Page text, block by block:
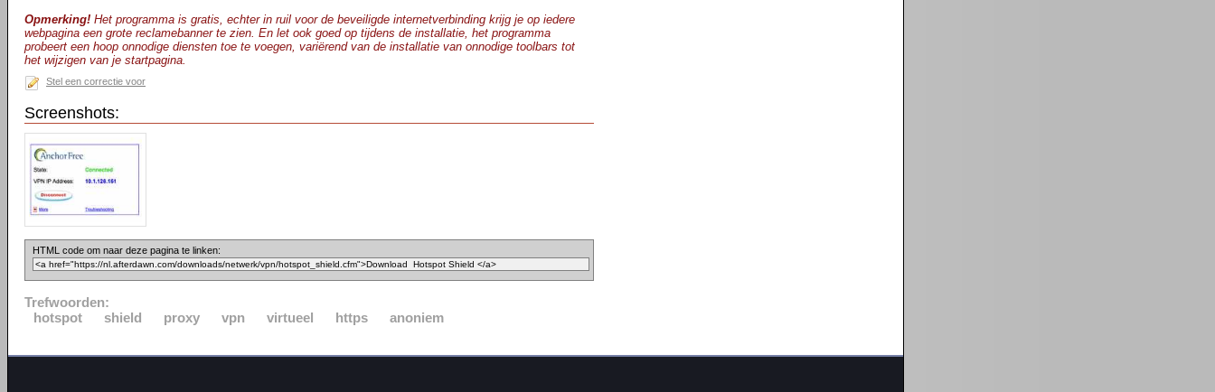
Opmerking! Het programma is gratis, echter in ruil voor de beveiligde internetverbinding krijg je op iedere
webpagina een grote reclamebanner te zien. En let ook goed op tijdens de installatie, het programma
probeert een hoop onnodige diensten toe te voegen, variërend van de installatie van onnodige toolbars tot
het wijzigen van je startpagina.
Stel een correctie voor
Screenshots:
HTML code om naar deze pagina te linken:
Trefwoorden:
hotspot
shield proxy vpn virtueel https anoniem